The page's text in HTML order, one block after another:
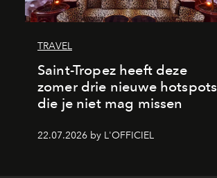
TRAVEL
Saint-Tropez heeft deze
zomer drie nieuwe hotspots
die je niet mag missen
22.07.2026 by L'OFFICIEL